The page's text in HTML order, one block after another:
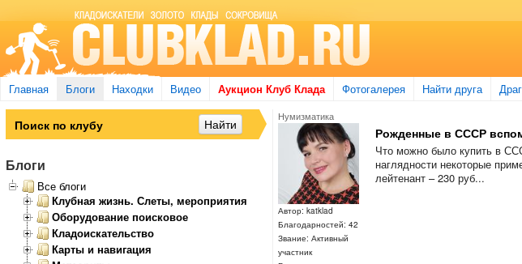
Главная Блоги Находки Видео Аукцион Клуб Клада Фотогалерея Найти друга
Нумизматика
Автор: katklad
Благодарностей: 42
Звание: Активный
участник
Рожденные в СССР
Что можно было купить в
наглядности некоторые
лейтенант – 230 руб...
Блоги
Все блоги
Клубная жизнь. Слеты, мероприятия
Оборудование поисковое
Кладоискательство
Карты и навигация